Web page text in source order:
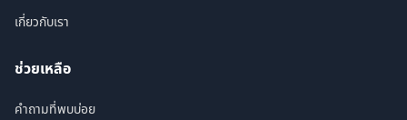
เกี่ยวกับเรา
ช่วยเหลือ
คำถามที่พบบ่อย